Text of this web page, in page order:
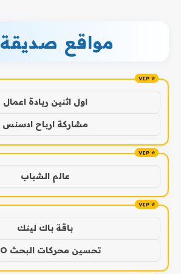
مواقع صديقة
اول اثنين ريادة اعمال
مشاركة ارباح ادسنس
عالم الشباب
باقة باك لينك
تحسين محركات البحث SEO